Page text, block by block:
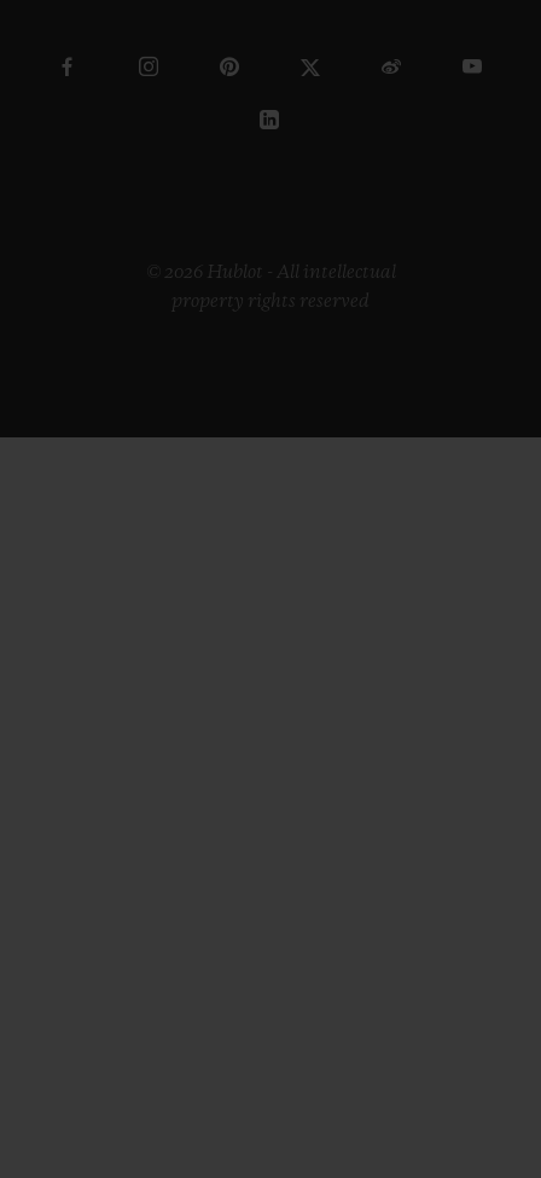
© 2026 Hublot - All intellectual
property rights reserved